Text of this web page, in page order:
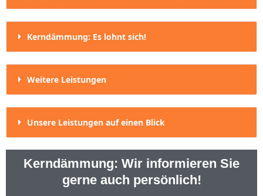
Kerndämmung: Es lohnt sich!
Weitere Leistungen
Unsere Leistungen auf einen Blick
Kerndämmung: Wir informieren Sie
gerne auch persönlich!